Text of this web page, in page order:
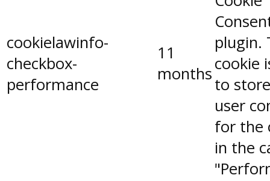
cookielawinfo-
checkbox-
performance
11
months
plugin.
cookie
to
user
for the
in the